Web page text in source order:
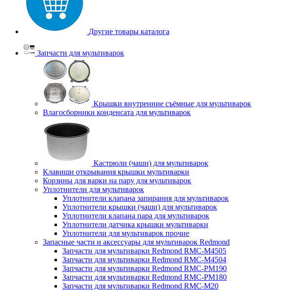
Другие товары каталога
Запчасти для мультиварок
Крышки внутренние съёмные для мультиварок
Влагосборники конденсата для мультиварок
Кастрюли (чаши) для мультиварок
Клавиши открывания крышки мультиварки
Корзины для варки на пару для мультиварок
Уплотнители для мультиварок
Уплотнители клапана запирания для мультиварок
Уплотнители крышки (чаши) для мультиварок
Уплотнители клапана пара для мультиварок
Уплотнители датчика крышки мультиварки
Уплотнители для мультиварок прочие
Запасные части и аксессуары для мультиварок Redmond
Запчасти для мультиварки Redmond RMC-M4505
Запчасти для мультиварки Redmond RMC-M4504
Запчасти для мультиварки Redmond RMC-PM190
Запчасти для мультиварки Redmond RMC-PM180
Запчасти для мультиварки Redmond RMC-M20